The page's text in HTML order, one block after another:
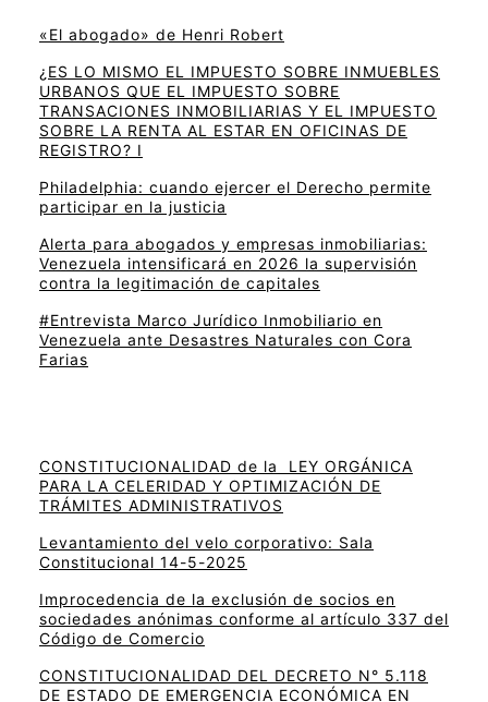
«El abogado» de Henri Robert
¿ES LO MISMO EL IMPUESTO SOBRE INMUEBLES
URBANOS QUE EL IMPUESTO SOBRE
TRANSACIONES INMOBILIARIAS Y EL IMPUESTO
SOBRE LA RENTA AL ESTAR EN OFICINAS DE
REGISTRO? I
Philadelphia: cuando ejercer el Derecho permite
participar en la justicia
Alerta para abogados y empresas inmobiliarias:
Venezuela intensificará en 2026 la supervisión
contra la legitimación de capitales
#Entrevista Marco Jurídico Inmobiliario en
Venezuela ante Desastres Naturales con Cora
Farias
CONSTITUCIONALIDAD de la LEY ORGÁNICA
PARA LA CELERIDAD Y OPTIMIZACIÓN DE
TRÁMITES ADMINISTRATIVOS
Levantamiento del velo corporativo: Sala
Constitucional 14-5-2025
Improcedencia de la exclusión de socios en
sociedades anónimas conforme al artículo 337 del
Código de Comercio
CONSTITUCIONALIDAD DEL DECRETO N° 5.118
DE ESTADO DE EMERGENCIA ECONÓMICA EN